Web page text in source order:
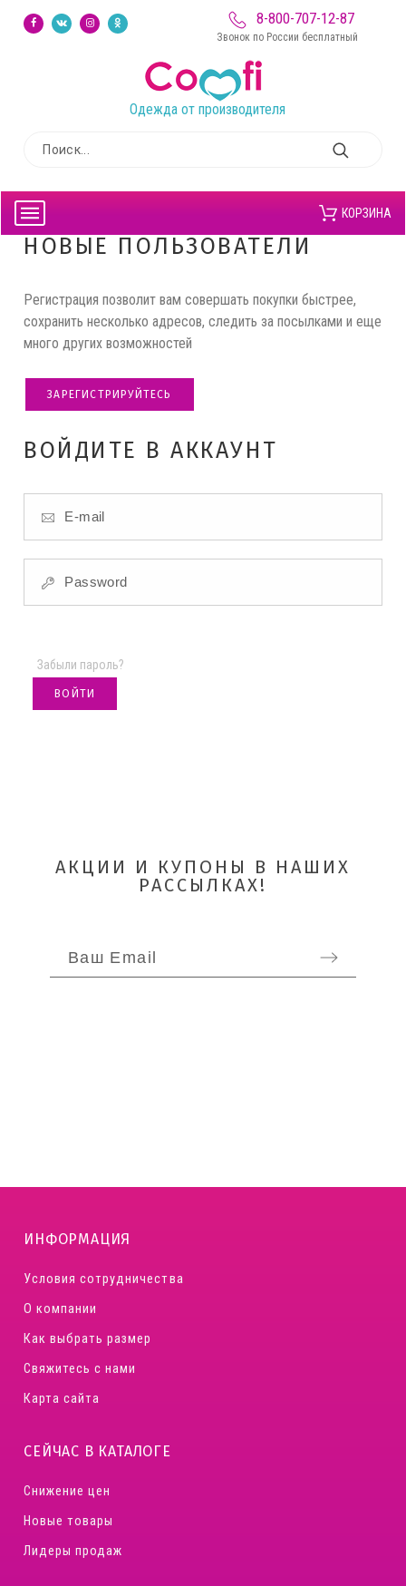
8-800-707-12-87
Звонок по России бесплатный
Одежда от производителя
КОРЗИНА
НОВЫЕ ПОЛЬЗОВАТЕЛИ
Регистрация позволит вам совершать покупки быстрее,
сохранить несколько адресов, следить за посылками и еще
много других возможностей
ЗАРЕГИСТРИРУЙТЕСЬ
ВОЙДИТЕ В АККАУНТ
Забыли пароль?
ВОЙТИ
АКЦИИ И КУПОНЫ В НАШИХ
РАССЫЛКАХ!
ИНФОРМАЦИЯ
Условия сотрудничества
О компании
Как выбрать размер
Свяжитесь с нами
Карта сайта
СЕЙЧАС В КАТАЛОГЕ
Снижение цен
Новые товары
Лидеры продаж